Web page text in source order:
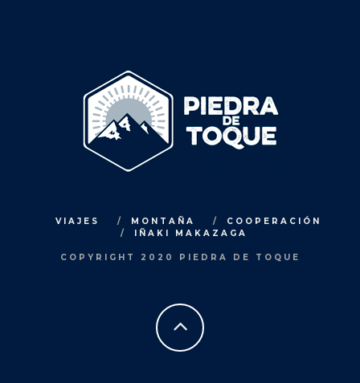
VIAJES MONTAÑA
COOPERACIÓN
IÑAKI MAKAZAGA
COPYRIGHT 2020 PIEDRA DE TOQUE